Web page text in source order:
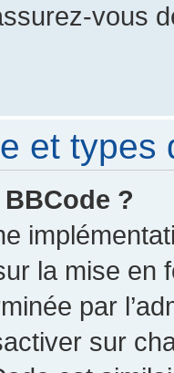
vous
et types
BBCode ?
la mise en
par
sur